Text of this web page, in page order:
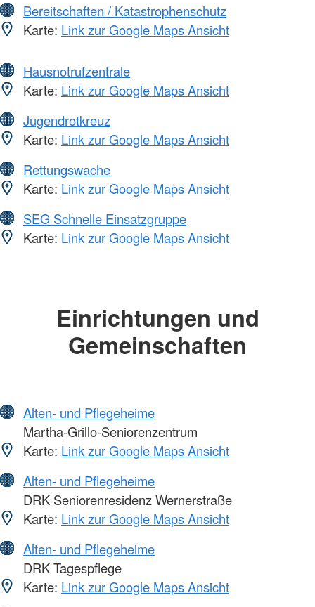
Bereitschaften / Katastrophenschutz
Karte: Link zur Google Maps Ansicht
Hausnotrufzentrale
Karte: Link zur Google Maps Ansicht
Jugendrotkreuz
Karte: Link zur Google Maps Ansicht
Rettungswache
Karte: Link zur Google Maps Ansicht
SEG Schnelle Einsatzgruppe
Karte: Link zur Google Maps Ansicht
Einrichtungen und
Gemeinschaften
Alten- und Pflegeheime
Martha-Grillo-Seniorenzentrum
Karte: Link zur Google Maps Ansicht
Alten- und Pflegeheime
DRK Seniorenresidenz Wernerstraße
Karte: Link zur Google Maps Ansicht
Alten- und Pflegeheime
DRK Tagespflege
Karte: Link zur Google Maps Ansicht